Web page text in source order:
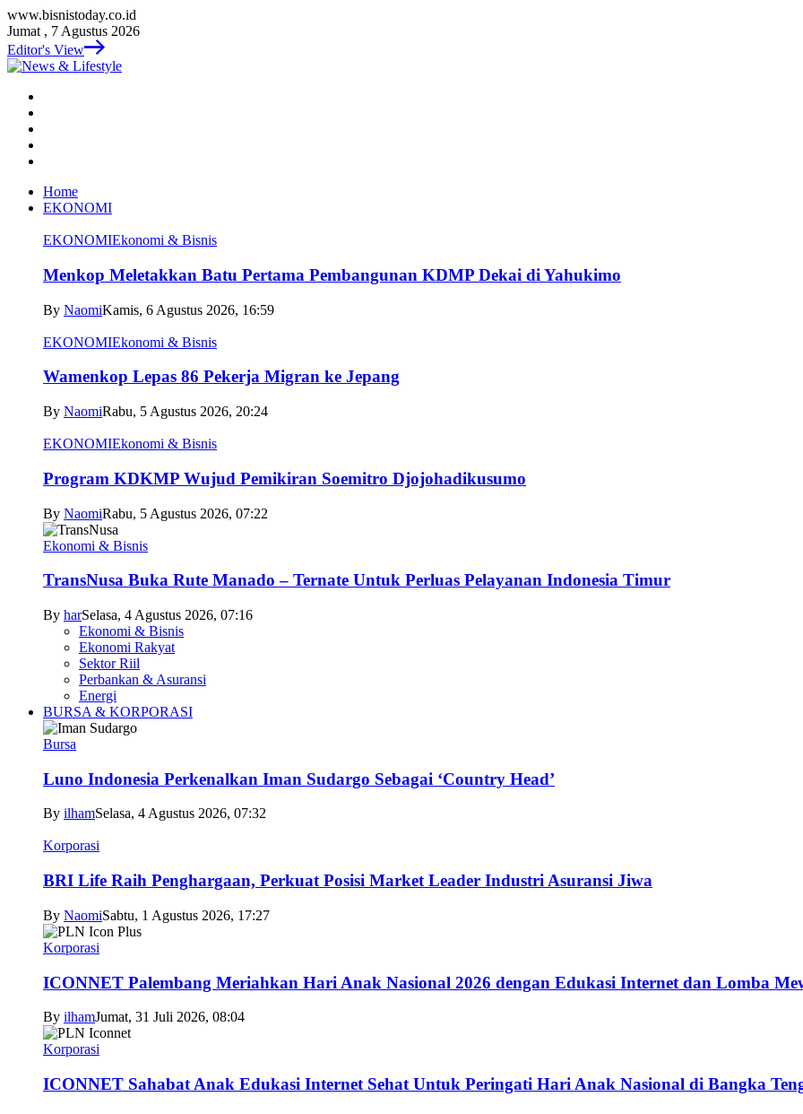
www.bisnistoday.co.id
Jumat , 7 Agustus 2026
Editor's View
Home
EKONOMI
EKONOMIEkonomi & Bisnis
Menkop Meletakkan Batu Pertama Pembangunan KDMP Dekai di Yahukimo
By NaomiKamis, 6 Agustus 2026, 16:59
EKONOMIEkonomi & Bisnis
Wamenkop Lepas 86 Pekerja Migran ke Jepang
By NaomiRabu, 5 Agustus 2026, 20:24
EKONOMIEkonomi & Bisnis
Program KDKMP Wujud Pemikiran Soemitro Djojohadikusumo
By NaomiRabu, 5 Agustus 2026, 07:22
Ekonomi & Bisnis
TransNusa Buka Rute Manado – Ternate Untuk Perluas Pelayanan Indonesia Timur
By harSelasa, 4 Agustus 2026, 07:16
Ekonomi & Bisnis
Ekonomi Rakyat
Sektor Riil
Perbankan & Asuransi
Energi
BURSA & KORPORASI
Bursa
Luno Indonesia Perkenalkan Iman Sudargo Sebagai ‘Country Head’
By ilhamSelasa, 4 Agustus 2026, 07:32
Korporasi
BRI Life Raih Penghargaan, Perkuat Posisi Market Leader Industri Asuransi Jiwa
By NaomiSabtu, 1 Agustus 2026, 17:27
Korporasi
ICONNET Palembang Meriahkan Hari Anak Nasional 2026 dengan Edukasi Internet dan Lomba
By ilhamJumat, 31 Juli 2026, 08:04
Korporasi
ICONNET Sahabat Anak Edukasi Internet Sehat Untuk Peringati Hari Anak Nasional di Bangka